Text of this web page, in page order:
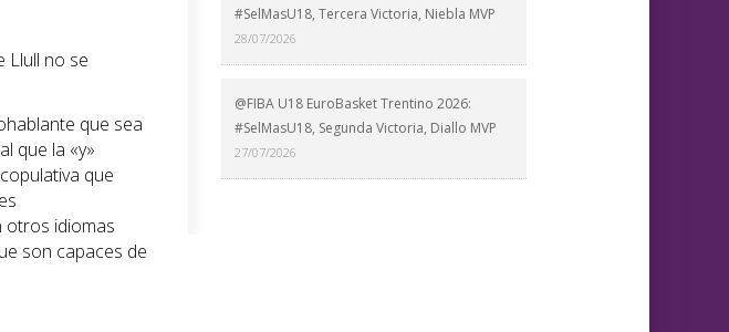
Llull no se
que sea
que la «y»
que
otros idiomas
son capaces de
#SelMasU18, Tercera Victoria, Niebla MVP
28/07/2026
@FIBA U18 EuroBasket Trentino 2026:
#SelMasU18, Segunda Victoria, Diallo MVP
27/07/2026